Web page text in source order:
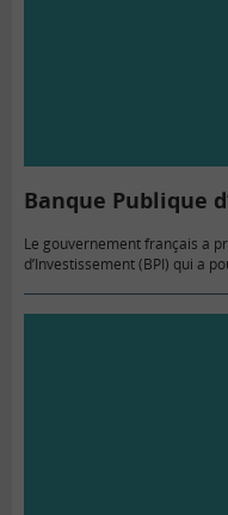
Banque Publique
Le gouvernement français a
d’Investissement (BPI) qui a